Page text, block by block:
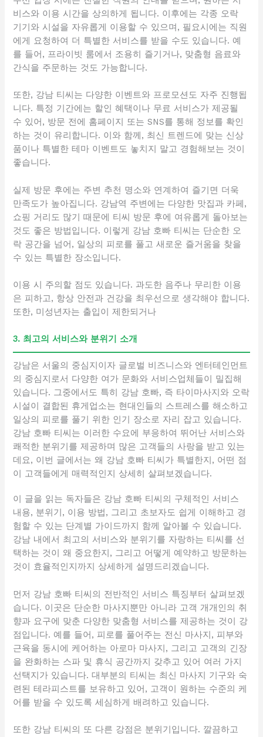
비스와 이용 시간을 상의하게 됩니다. 이후에는 각종 오락
기기와 시설을 자유롭게 이용할 수 있으며, 필요시에는 직원
에게 요청하여 더 특별한 서비스를 받을 수도 있습니다. 예
를 들어, 프라이빗 룸에서 조용히 즐기거나, 맞춤형 음료와
간식을 주문하는 것도 가능합니다.
또한, 강남 티씨는 다양한 이벤트와 프로모션도 자주 진행됩
니다. 특정 기간에는 할인 혜택이나 무료 서비스가 제공될
수 있어, 방문 전에 홈페이지 또는 SNS를 통해 정보를 확인
하는 것이 유리합니다. 이와 함께, 최신 트렌드에 맞는 신상
품이나 특별한 테마 이벤트도 놓치지 말고 경험해보는 것이
좋습니다.
실제 방문 후에는 주변 추천 명소와 연계하여 즐기면 더욱
만족도가 높아집니다. 강남역 주변에는 다양한 맛집과 카페,
쇼핑 거리도 많기 때문에 티씨 방문 후에 여유롭게 돌아보는
것도 좋은 방법입니다. 이렇게 강남 호빠 티씨는 단순한 오
락 공간을 넘어, 일상의 피로를 풀고 새로운 즐거움을 찾을
수 있는 특별한 장소입니다.
이용 시 주의할 점도 있습니다. 과도한 음주나 무리한 이용
은 피하고, 항상 안전과 건강을 최우선으로 생각해야 합니다.
또한, 미성년자는 출입이 제한되거나
3. 최고의 서비스와 분위기 소개
강남은 서울의 중심지이자 글로벌 비즈니스와 엔터테인먼트
의 중심지로서 다양한 여가 문화와 서비스업체들이 밀집해
있습니다. 그중에서도 특히 강남 호빠, 즉 타이마사지와 오락
시설이 결합된 휴게업소는 현대인들의 스트레스를 해소하고
일상의 피로를 풀기 위한 인기 장소로 자리 잡고 있습니다.
강남 호빠 티씨는 이러한 수요에 부응하여 뛰어난 서비스와
쾌적한 분위기를 제공하며 많은 고객들의 사랑을 받고 있는
데요, 이번 글에서는 왜 강남 호빠 티씨가 특별한지, 어떤 점
이 고객들에게 매력적인지 상세히 살펴보겠습니다.
이 글을 읽는 독자들은 강남 호빠 티씨의 구체적인 서비스
내용, 분위기, 이용 방법, 그리고 초보자도 쉽게 이해하고 경
험할 수 있는 단계별 가이드까지 함께 알아볼 수 있습니다.
강남 내에서 최고의 서비스와 분위기를 자랑하는 티씨를 선
택하는 것이 왜 중요한지, 그리고 어떻게 예약하고 방문하는
것이 효율적인지까지 상세하게 설명드리겠습니다.
먼저 강남 호빠 티씨의 전반적인 서비스 특징부터 살펴보겠
습니다. 이곳은 단순한 마사지뿐만 아니라 고객 개개인의 취
향과 요구에 맞춘 다양한 맞춤형 서비스를 제공하는 것이 강
점입니다. 예를 들어, 피로를 풀어주는 전신 마사지, 피부와
근육을 동시에 케어하는 아로마 마사지, 그리고 고객의 긴장
을 완화하는 스파 및 휴식 공간까지 갖추고 있어 여러 가지
선택지가 있습니다. 대부분의 티씨는 최신 마사지 기구와 숙
련된 테라피스트를 보유하고 있어, 고객이 원하는 수준의 케
어를 받을 수 있도록 세심하게 배려하고 있습니다.
또한 강남 티씨의 또 다른 강점은 분위기입니다. 깔끔하고